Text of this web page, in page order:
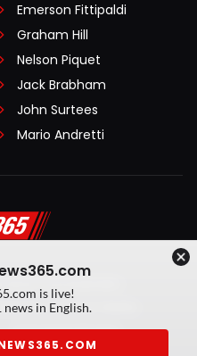
Emerson Fittipaldi
Graham Hill
Nelson Piquet
Jack Brabham
John Surtees
Mario Andretti
voorwaarden
by On Your Marks
Kansspeluitingen
is live!
news in English.